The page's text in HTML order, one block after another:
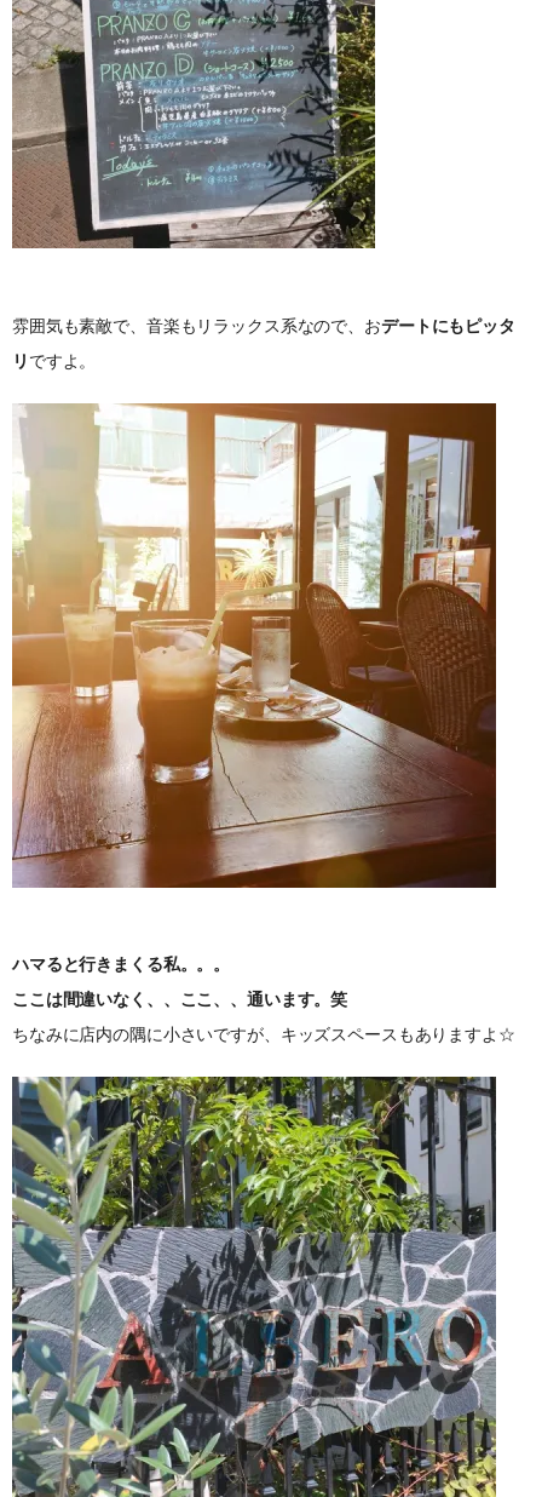
雰囲気も素敵で、音楽もリラックス系なので、おデートにもピッタ
リ ですよ。
ハマると行きまくる私。。。
ここは間違いなく、、ここ、、通います。笑
ちなみに店内の隅に小さいですが、キッズスペースもありますよ☆